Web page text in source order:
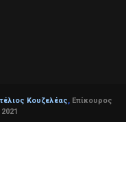
Κουζελέας,Επίκουρος